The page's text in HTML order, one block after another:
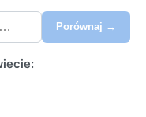
Porównaj →